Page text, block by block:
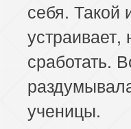
себя. Такой
сработать.
ученицы.